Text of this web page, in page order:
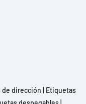
de dirección
Etiquetas